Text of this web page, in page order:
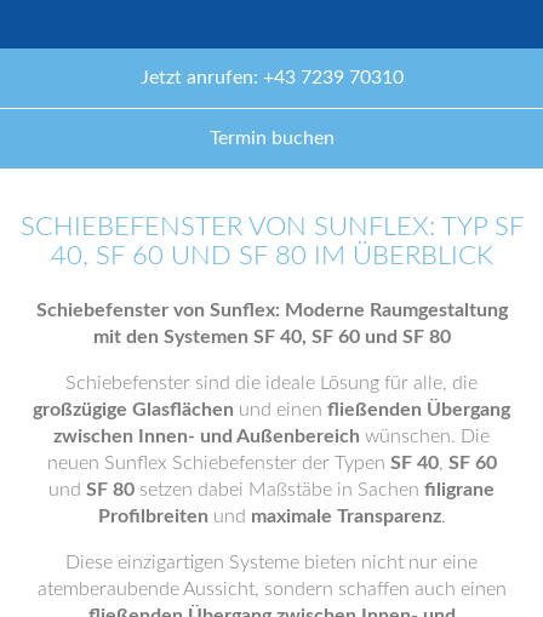
Jetzt anrufen: +43 7239 70310
Termin buchen
SCHIEBEFENSTER VON SUNFLEX: TYP SF
40, SF 60 UND SF 80 IM ÜBERBLICK
Schiebefenster von Sunflex: Moderne Raumgestaltung
mit den Systemen SF 40, SF 60 und SF 80
Schiebefenster sind die ideale Lösung für alle, die
großzügige Glasflächen und einen fließenden Übergang
zwischen Innen- und Außenbereich wünschen. Die
neuen Sunflex Schiebefenster der Typen SF 40, SF 60
und SF 80 setzen dabei Maßstäbe in Sachen filigrane
Profilbreiten und maximale Transparenz.
Diese einzigartigen Systeme bieten nicht nur eine
atemberaubende Aussicht, sondern schaffen auch einen